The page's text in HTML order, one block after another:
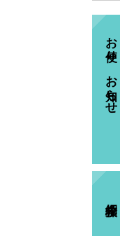
お便り、お知らせ